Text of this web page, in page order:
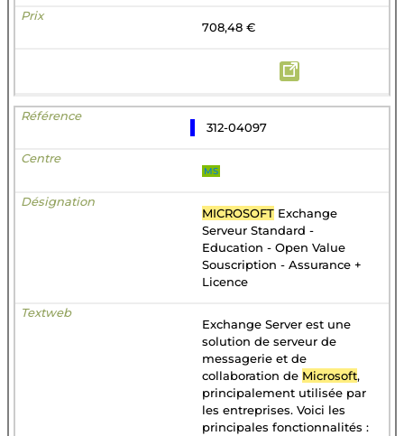
708,48 €
312-04097
MS
MICROSOFT Exchange
Serveur Standard -
Education - Open Value
Souscription - Assurance +
Licence
Exchange Server est une
solution de serveur de
messagerie et de
collaboration de Microsoft,
principalement utilisée par
les entreprises. Voici les
principales fonctionnalités :